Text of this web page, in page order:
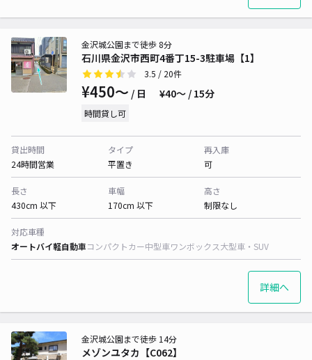
石川県金沢市西町4番丁15-3駐車場【1】
金沢城公園まで徒歩 8分
3.5 / 20件
¥450〜 / 日 ¥40〜 / 15分
時間貸し可
貸出時間
24時間営業
タイプ
平置き
再入庫
可
長さ
430cm 以下
車幅
170cm 以下
高さ
制限なし
対応車種
オートバイ軽自動車コンパクトカー中型車ワンボックス大型車・SUV
詳細へ
メゾンユタカ【C062】
金沢城公園まで徒歩 14分